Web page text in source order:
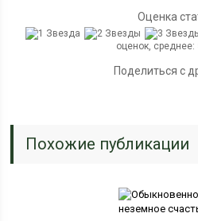
Оценка
оценок, среднее:
Поделиться с
Похожие публикации